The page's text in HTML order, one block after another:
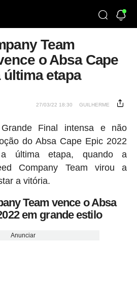
Team
o Absa Cape
última etapa
27/03/22 18:30 GUILHERME
Final intensa e não
do Absa Cape Epic 2022
última etapa, quando a
​​Company Team virou a
a vitória.
Team vence o Absa
em grande estilo
Anunciar